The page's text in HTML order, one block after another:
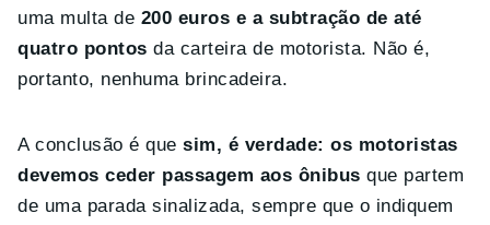
uma multa de 200 euros e a subtração de até
quatro pontos da carteira de motorista. Não é,
portanto, nenhuma brincadeira.
A conclusão é quesim, é verdade: os motoristas
devemos ceder passagem aos ônibus que partem
de uma parada sinalizada, sempre que o indiquem